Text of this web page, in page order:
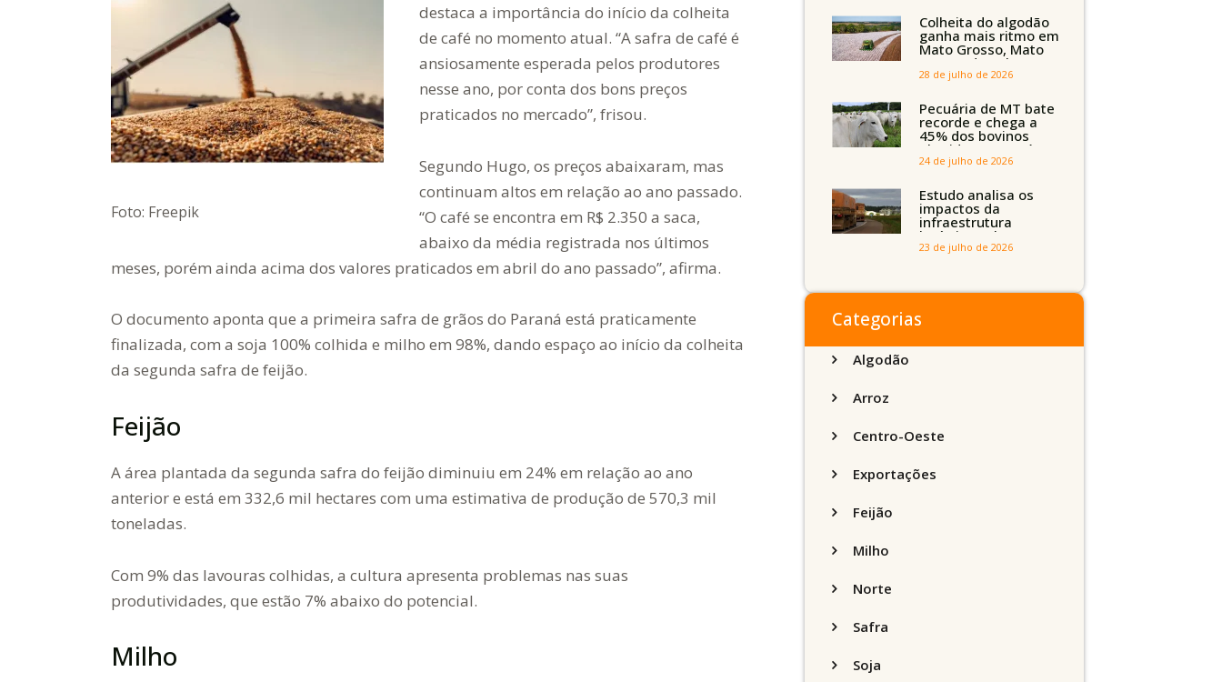
Foto: Freepik
destaca a importância do início da colheita
de café no momento atual. “A safra de café é
ansiosamente esperada pelos produtores
nesse ano, por conta dos bons preços
praticados no mercado”, frisou.
Segundo Hugo, os preços abaixaram, mas
continuam altos em relação ao ano passado.
“O café se encontra em R$ 2.350 a saca,
abaixo da média registrada nos últimos
meses, porém ainda acima dos valores praticados em abril do ano passado”, afirma.
O documento aponta que a primeira safra de grãos do Paraná está praticamente
finalizada, com a soja 100% colhida e milho em 98%, dando espaço ao início da colheita
da segunda safra de feijão.
Feijão
A área plantada da segunda safra do feijão diminuiu em 24% em relação ao ano
anterior e está em 332,6 mil hectares com uma estimativa de produção de 570,3 mil
toneladas.
Com 9% das lavouras colhidas, a cultura apresenta problemas nas suas
produtividades, que estão 7% abaixo do potencial.
Milho
Tocantins, Maranhão
e Piauí
Colheita do algodão
ganha mais ritmo em
Mato Grosso, Mato
Grosso do Sul e
Maranhão
28 de julho de 2026
Pecuária de MT bate
recorde e chega a
45% dos bovinos
abatidos com até 24
meses
24 de julho de 2026
Estudo analisa os
impactos da
infraestrutura
logística sobre a
produção agrícola de
23 de julho de 2026
Categorias
Algodão
Arroz
Centro-Oeste
Exportações
Feijão
Milho
Norte
Safra
Soja